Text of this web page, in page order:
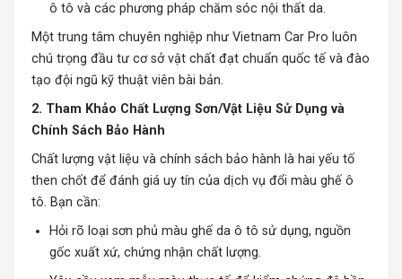
ô tô và các phương pháp chăm sóc nội thất da.
Một trung tâm chuyên nghiệp như Vietnam Car Pro luôn
chú trọng đầu tư cơ sở vật chất đạt chuẩn quốc tế và đào
tạo đội ngũ kỹ thuật viên bài bản.
2. Tham Khảo Chất Lượng Sơn/Vật Liệu Sử Dụng và
Chính Sách Bảo Hành
Chất lượng vật liệu và chính sách bảo hành là hai yếu tố
then chốt để đánh giá uy tín của dịch vụ đổi màu ghế ô
tô. Bạn cần:
Hỏi rõ loại sơn phủ màu ghế da ô tô sử dụng, nguồn
gốc xuất xứ, chứng nhận chất lượng.